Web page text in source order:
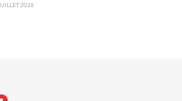
2026